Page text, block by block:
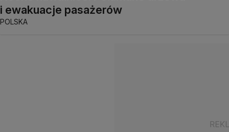
i ewakuacje pasażerów
POLSKA